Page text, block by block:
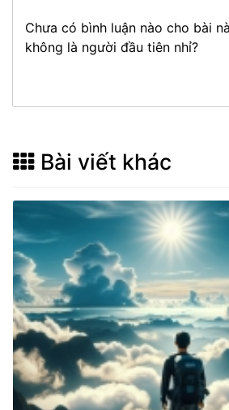
Chưa có bình luận nào cho bài
không là người đầu tiên nhỉ?
Bài viết khác